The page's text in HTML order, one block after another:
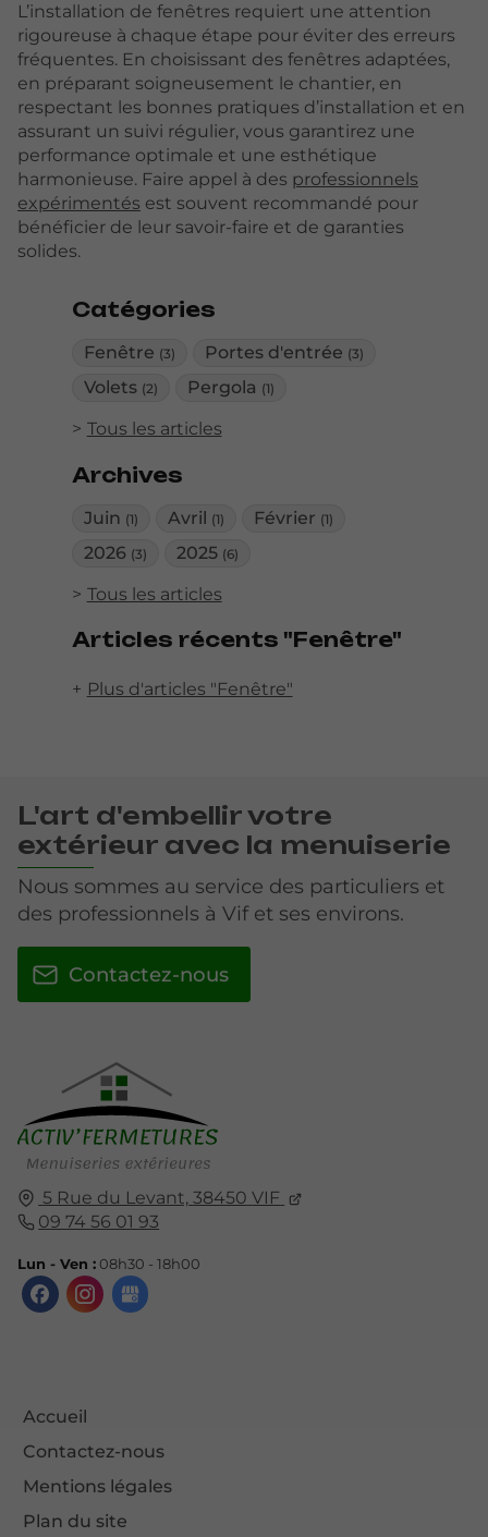
Catégories
Fenêtre (3) Portes d'entrée (3)
Volets (2) Pergola (1)
Tous les articles
Archives
Juin (1) Avril (1) Février (1)
2026 (3) 2025 (6)
Tous les articles
Articles récents "Fenêtre"
Plus d'articles "Fenêtre"
L’installation de fenêtres requiert une attention
rigoureuse à chaque étape pour éviter des erreurs
fréquentes. En choisissant des fenêtres adaptées,
en préparant soigneusement le chantier, en
respectant les bonnes pratiques d’installation et en
assurant un suivi régulier, vous garantirez une
performance optimale et une esthétique
harmonieuse. Faire appel à des professionnels
expérimentés est souvent recommandé pour
bénéficier de leur savoir-faire et de garanties
solides.
5 Rue du Levant, 38450 VIF
09 74 56 01 93
Lun - Ven : 08h30 - 18h00
Accueil
Contactez-nous
Mentions légales
Plan du site
L'art d'embellir votre
extérieur avec la menuiserie
Nous sommes au service des particuliers et
des professionnels à Vif et ses environs.
Contactez-nous